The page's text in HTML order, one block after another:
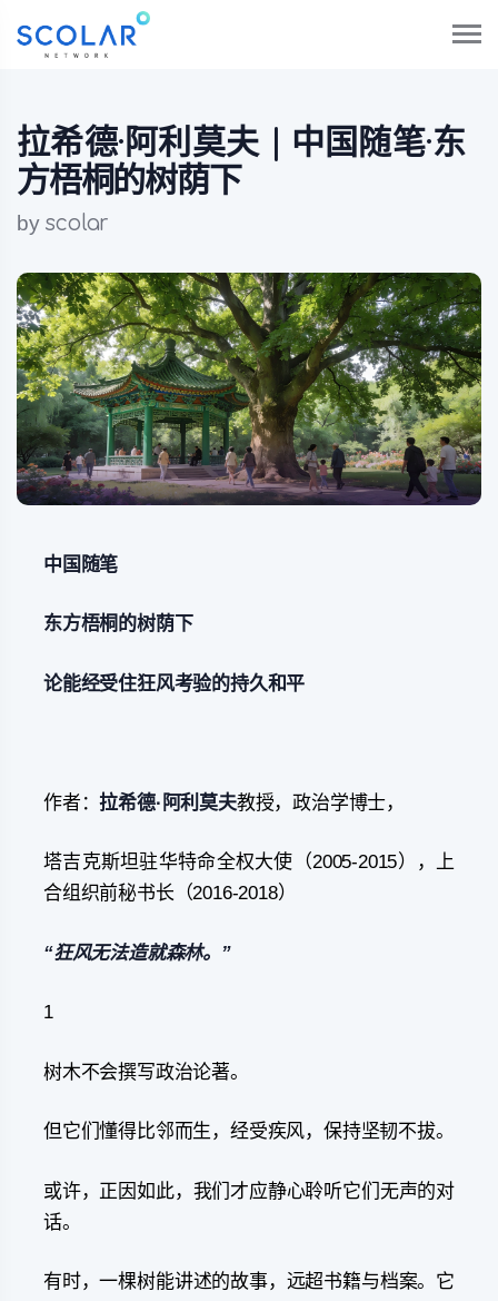
拉希德·阿利莫夫 | 中国随笔·东
方梧桐的树荫下
by scolar
中国 随笔
东方梧桐的树荫下
论能经受住狂风考验的持久和平
作者：拉希德·阿利莫夫教授，政治学博士，
塔吉克斯坦驻华特命全权大使（2005-2015），上
合组织前秘书长（2016-2018）
“狂风无法造就森林。”
1
树木不会撰写政治论著。
但它们懂得比邻而生，经受疾风，保持坚韧不拔。
或许，正因如此，我们才应静心聆听它们无声的对
话。
有时，一棵树能讲述的故事，远超书籍与档案。它